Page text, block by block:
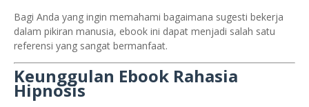
Bagi Anda yang ingin memahami bagaimana sugesti bekerja
dalam pikiran manusia, ebook ini dapat menjadi salah satu
referensi yang sangat bermanfaat.
Keunggulan Ebook Rahasia
Hipnosis